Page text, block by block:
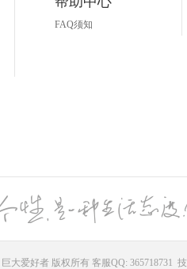
FAQ须知
巨大爱好者版权所有 客服QQ: 365718731